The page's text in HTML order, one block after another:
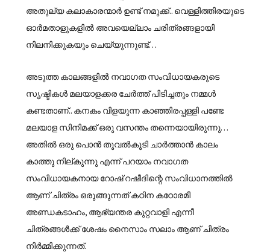
അതുല്യ കലാകാരന്മാർ ഉണ്ട് നമുക്ക്.. വെള്ളിത്തിരയുടെ
ഓർമതാളുകളിൽ അവയെല്ലാം ചരിത്രങ്ങളായി
നിലനിക്കുകയും ചെയ്യുന്നുണ്ട്…
അടുത്ത കാലങ്ങളിൽ നവാഗത സംവിധായകരുടെ
സൃഷ്ടികൾ മലയാളക്കര ചേർത്ത് പിടിച്ചതും നമ്മൾ
കണ്ടതാണ്.. കനകം വിളയുന്ന കാഞ്ഞിരപ്പള്ളി പണ്ടേ
മലയാള സിനിമക്ക് ഒരു വസന്തം തന്നെയായിരുന്നു…
അതിൽ ഒരു പൊൻ തൂവൽകൂടി ചാർത്താൻ കാലം
കാത്തു നില്കുന്നു എന്ന് പറയാം നവാഗത
സംവിധായകനായ റോഷ് റഷീദിന്റെ സംവിധാനത്തിൽ
ആണ് ചിത്രം ഒരുങ്ങുന്നത് കഠിന കഠോരമീ
അണ്ഡകടാഹം, ആഭ്യന്തര കുറ്റവാളി എന്നീ
ചിത്രങ്ങൾക്ക് ശേഷം നൈസാം സലാം ആണ് ചിത്രം
നിർമ്മിക്കുന്നത്.